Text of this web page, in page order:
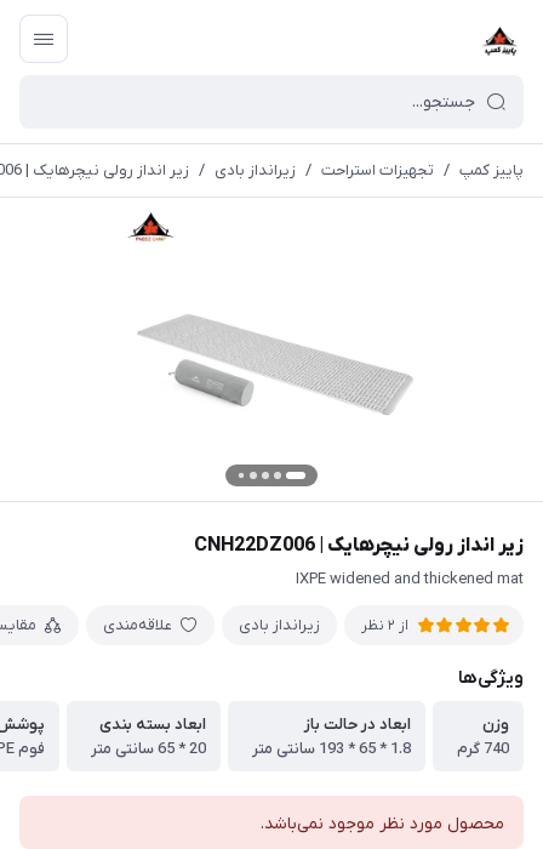
پاییز کمپ / تجهیزات استراحت / زیرانداز بادی / زیر انداز رولی نیچرهایک | CNH22DZ006
زیر انداز رولی نیچرهایک | CNH22DZ006
IXPE widened and thickened mat
از 2 نظر زیرانداز بادی علاقه‌مندی
ویژگی‌ها
وزن
740 گرم
ابعاد در حالت باز
1.8 * 65 * 193 سانتی متر
ابعاد بسته بندی
20 * 65 سانتی متر
فوم IXPE
محصول مورد نظر موجود نمی‌باشد.